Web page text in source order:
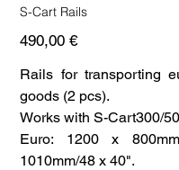
S-Cart Rails
Prezzo
490,00 €
Rails for transporting
goods (2 pcs).
Works with S-Cart300/
Euro: 1200 x
1010mm/48 x 40".